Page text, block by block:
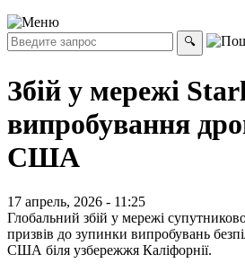
Збій у мережі
випробування
США
17 апрель, 2026 - 11:25
Глобальний збій у мережі
призвів до зупинки випробувань
США біля узбережжя Каліфорнії.